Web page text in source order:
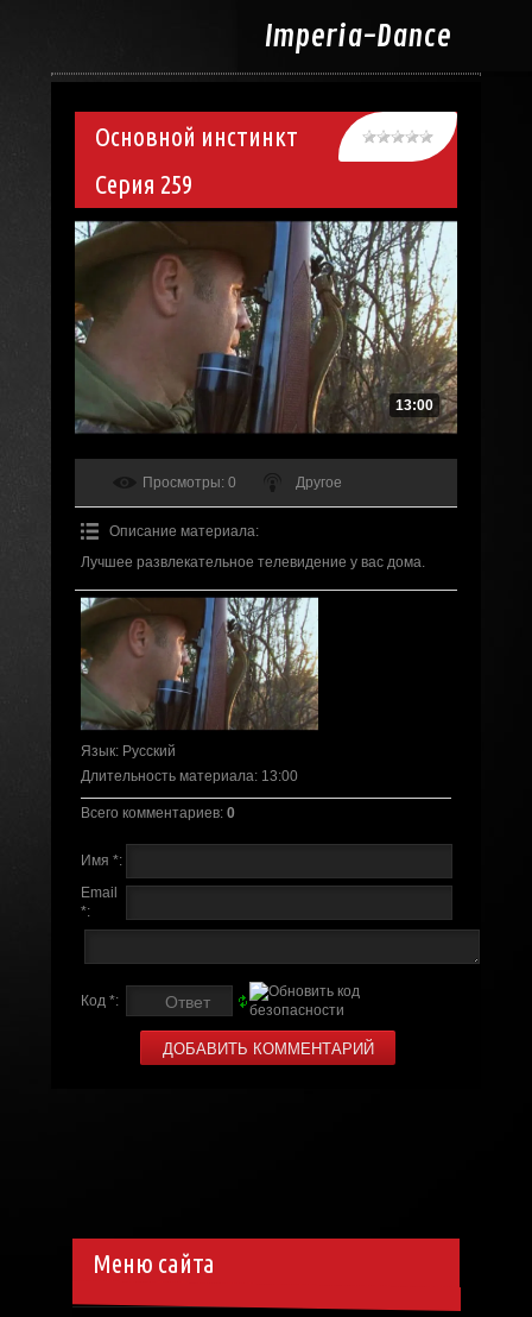
Imperia-Dance
Основной инстинкт
Серия 259
13:00
Просмотры: 0 Другое
Описание материала:
Лучшее развлекательное телевидение у вас дома.
Язык: Русский
Длительность материала: 13:00
Всего комментариев: 0
Имя *:
Email
*:
Код *:
Меню сайта